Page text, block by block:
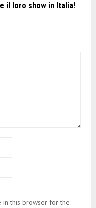
il loro show in Italia!
in this browser for the